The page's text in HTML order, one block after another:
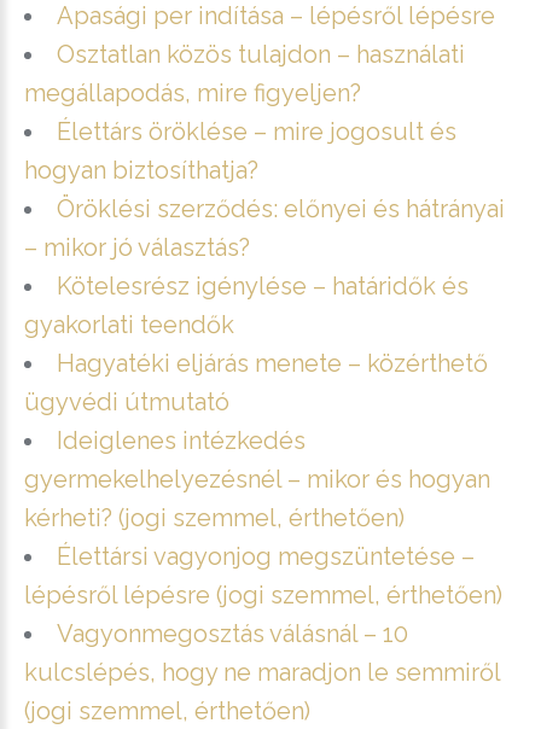
Apasági per indítása – lépésről lépésre
Osztatlan közös tulajdon – használati
megállapodás, mire figyeljen?
Élettárs öröklése – mire jogosult és
hogyan biztosíthatja?
Öröklési szerződés: előnyei és hátrányai
– mikor jó választás?
Kötelesrész igénylése – határidők és
gyakorlati teendők
Hagyatéki eljárás menete – közérthető
ügyvédi útmutató
Ideiglenes intézkedés
gyermekelhelyezésnél – mikor és hogyan
kérheti? (jogi szemmel, érthetően)
Élettársi vagyonjog megszüntetése –
lépésről lépésre (jogi szemmel, érthetően)
Vagyonmegosztás válásnál – 10
kulcslépés, hogy ne maradjon le semmiről
(jogi szemmel, érthetően)